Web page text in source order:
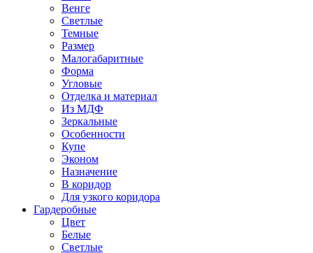
Венге
Светлые
Темные
Размер
Малогабаритные
Форма
Угловые
Отделка и материал
Из МДФ
Зеркальные
Особенности
Купе
Эконом
Назначение
В коридор
Для узкого коридора
Гардеробные
Цвет
Белые
Светлые